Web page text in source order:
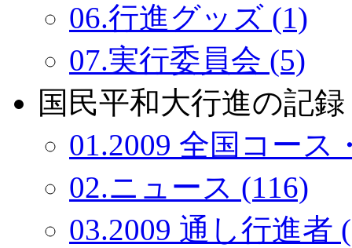
06.行進グッズ (1)
07.実行委員会 (5)
国民平和大行進の記録
01.2009 全国コース
02.ニュース (116)
03.2009 通し行進者